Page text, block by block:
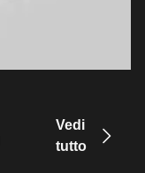
Vedi
tutto